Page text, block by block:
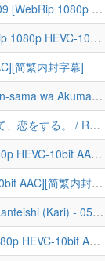
[LoliHouse] Nukitashi The Animation / 住在拔作岛上的贫乳该如何是好？ - 09 [WebRip 1080p HEVC-10bit AAC][简繁内封字幕]
[LoliHouse] 入间同学入魔了！S4 / Mairimashita! Iruma-kun S4 - 18 [WebRip 1080p HEVC-10bit AAC][简繁内封字幕]
简繁内封字幕]
[LoliHouse] 迦楠大人的白给是恶魔级 / カナン様はあくまでチョロい / Kanan-sama wa Akumade Choroi / Mistress Kanan is Devilishly Easy - 07 [WebRip 1080p HEVC-10bit AAC][简繁内封字幕]
[LoliHouse] 复制品也要谈恋爱。 / 複製品的我也會談戀愛。 / レプリカだって、恋をする。 / Replica datte, Koi wo Suru. - 06 [WebRip 1080p HEVC-10bit AAC][简繁内封字幕]
[LoliHouse] 名侦探光之美少女♪ / Star Detective Precure! - 08 [WebRip 1080p HEVC-10bit AAC][无字幕](检索用：Q娃)
[LoliHouse] 碧蓝之海 第二季 / Grand Blue S2 - 10 [WebRip 1080p HEVC-10bit AAC][简繁内封字幕]
[LoliHouse] 最强的职业不是勇者也不是贤者好像是鉴定士(暂定)的样子？ / Kanteishi (Kari) - 05 [WebRip 1080p HEVC-10bit AAC][无中字]
[LoliHouse] 异兽魔都 S2 / dorohedoro S2 / ドロヘドロ S2 - 06 [WebRip 1080p HEVC-10bit AAC][简繁内封字幕]